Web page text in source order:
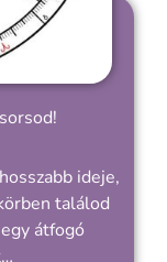
ideje,
találod
átfogó